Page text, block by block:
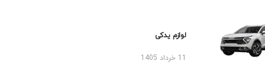
لوازم یدکی